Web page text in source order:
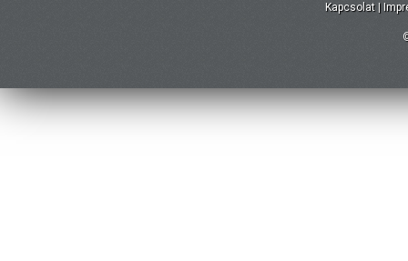
Kapcsolat |